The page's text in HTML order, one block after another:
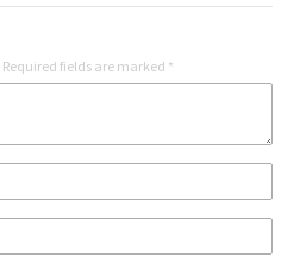
Required fields are marked *